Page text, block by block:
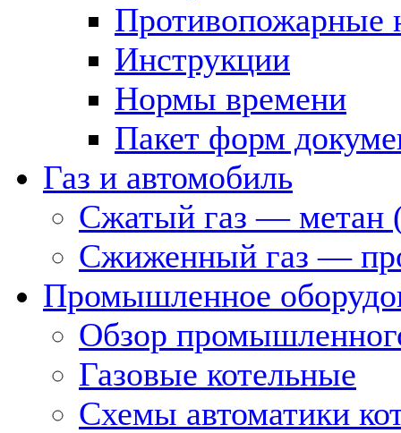
Противопожарные
Инструкции
Нормы времени
Пакет форм
Газ и автомобиль
Сжатый газ — метан
Сжиженный газ —
Промышленное
Обзор
Газовые котельные
Схемы автоматики